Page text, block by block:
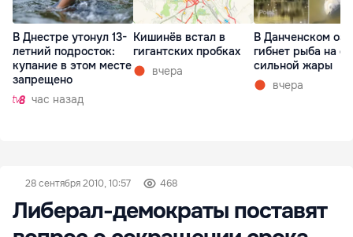
В Днестре утонул 13-
летний подросток:
купание в этом месте
запрещено
час назад
Кишинёв встал в
гигантских пробках
вчера
В Данченском
гибнет рыба на
сильной жары
вчера
28 сентября 2010, 10:57 468
Либерал-демократы поставят